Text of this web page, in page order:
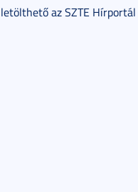
letölthető az SZTE Hírportál